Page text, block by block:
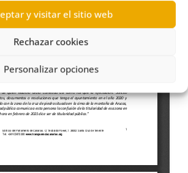
y visitar el sitio web
Rechazar cookies
Personalizar opciones